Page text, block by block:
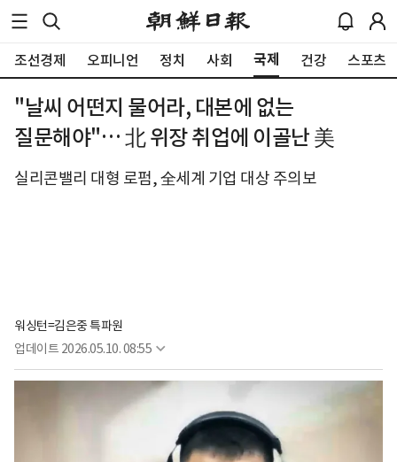
조선경제 오피니언 정치 사회 국제 건강 스포츠
"날씨 어떤지 물어라, 대본에 없는
질문해야"… 北 위장 취업에 이골난 美
실리콘밸리 대형 로펌, 全세계 기업 대상 주의보
워싱턴=김은중 특파원
업데이트 2026.05.10. 08:55